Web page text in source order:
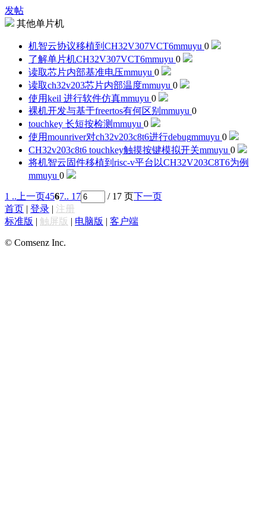
发帖
其他单片机
机智云协议移植到CH32V307VCT6mmuyu 0
了解单片机CH32V307VCT6mmuyu 0
读取芯片内部基准电压mmuyu 0
读取ch32v203芯片内部温度mmuyu 0
使用keil 进行软件仿真mmuyu 0
裸机开发与基于freertos有何区别 mmuyu 0
touchkey 长短按检测mmuyu 0
使用mounriver对ch32v203c8t6进行debugmmuyu 0
CH32v203c8t6 touchkey触摸按键模拟开关mmuyu 0
将机智云固件移植到risc-v平台以CH32V203C8T6为例
mmuyu 0
1 .. 上一页4567.. 17 / 17 页下一页
首页 | 登录 | 注册
标准版 | 触屏版 | 电脑版 | 客户端
© Comsenz Inc.